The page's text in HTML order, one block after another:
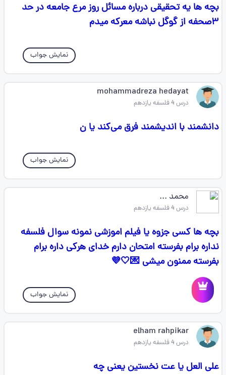
بچه ها یه تحقیقی درباره مسائل روز مرع جامعه در حد
۳صحفه از گوگل نباشه معرکه میدم
نمایش جواب
mohammadreza hedayat
درس 4 فلسفه یازدهم
دانشمند با اندیشمند فرق می‌کند یا ن
نمایش جواب
محمد ...
درس 4 فلسفه یازدهم
بچه ها کسی جزوه یا فیلم اموزشی نمونه سوال فلسفه
نداره برام بفرسته امتحان دارم خدای هرکی داره برام
بفرسته ممنون میشی 💌🤍💜
نمایش جواب
elham rahpikar
درس 4 فلسفه یازدهم
علی العل یا عت نخستین یعنی چه